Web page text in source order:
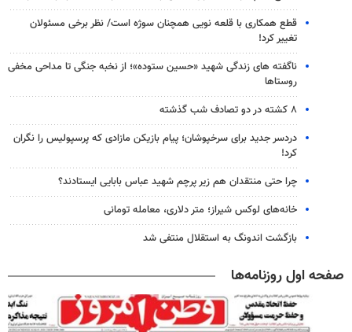
قطع همکاری با قلعه نویی همچنان سوژه است/ نظر برخی مسئولان
تغییر کرد!
ناگفته های زندگی شهید «حسین ستوده»؛ از نخبه جنگی تا مداحی مخفی
روستاها
۸ کشته در دو تصادف شب گذشته
دردسر جدید برای سرخپوشان؛ پیام بازیکن مازادی که پرسپولیس را نگران
کرد!
چرا حتی منتقدان هم زیر پرچم شهید عباس بابایی ایستادند؟
خانه‌های لوکس شیراز؛ متر دلاری، معامله تومانی
بازگشت اندونگ به استقلال منتفی شد
صفحه اول روزنامه‌ها